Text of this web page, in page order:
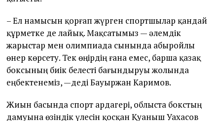
– Ел намысын қорғап жүрген спортшылар қандай
құрметке де лайық. Мақсатымыз — әлемдік
жарыстар мен олимпиада сынында абыройлы
өнер көрсету. Тек өңірдің ғана емес, барша қазақ
боксының биік белесті бағындыруы жолында
еңбектенеміз, —деді Бауыржан Каримов.
Жиын басында спорт ардагері, облыста бокстың
дамуына өзіндік үлесін қосқан Қуаныш Уахасов